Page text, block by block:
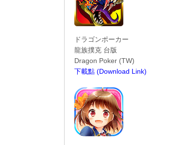
ドラゴンポーカー
龍族撲克 台版
Dragon Poker (TW)
下載點 (Download Link)